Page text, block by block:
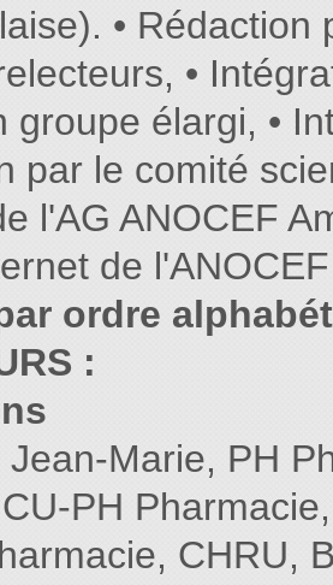
•
•
groupe élargi, •
par le comité
l'AG ANOCEF
de
ordre
:
Marie, PH
PH
CHRU,